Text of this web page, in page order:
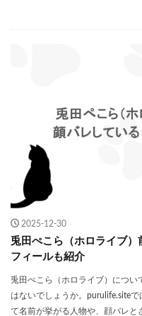
2025-12-30
兎田ぺこら（ホロライブ）
フィールも紹介
兎田ぺこら（ホロライブ）につ
はないでしょうか。purulife.site
て名前が挙がる人物や、顔バレと